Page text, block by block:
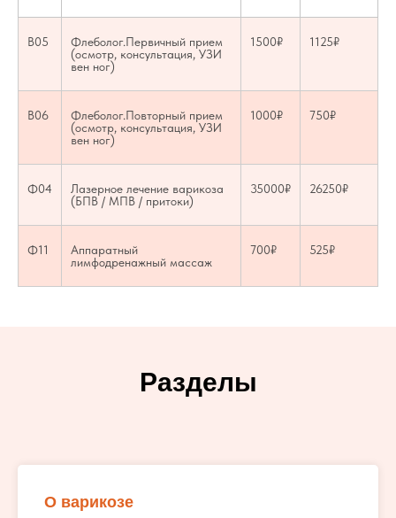
В05
Флеболог.Первичный прием
(осмотр, консультация, УЗИ
вен ног)
1500₽ 1125₽
В06
Флеболог.Повторный прием
(осмотр, консультация, УЗИ
вен ног)
1000₽ 750₽
Ф04
Лазерное лечение варикоза
(БПВ / МПВ / притоки)
35000₽ 26250₽
Ф11
Аппаратный
лимфодренажный массаж
700₽ 525₽
Разделы
О варикозе